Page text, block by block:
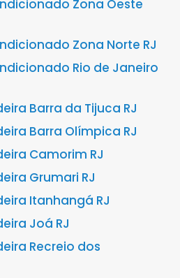
Zona Oeste
Zona Norte RJ
Rio de Janeiro
Barra da Tijuca RJ
Barra Olímpica RJ
Camorim RJ
Grumari RJ
Itanhangá RJ
Joá RJ
Recreio dos